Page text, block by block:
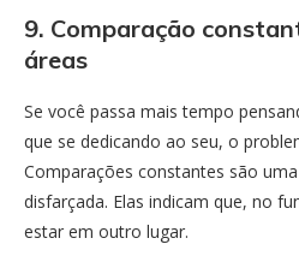
9. Comparação
áreas
Se você passa mais tempo
que se dedicando ao seu, o
Comparações constantes são
disfarçada. Elas indicam que, no
estar em outro lugar.